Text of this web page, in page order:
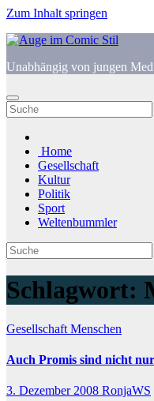
Zum Inhalt springen
Unabhängig von jungen
Home
Gesellschaft
Kultur
Politik
Sport
Weltenbummler
Schlagwort:
Gesellschaft Menschen
Auch Promis sind nicht
3. Dezember 2008 RonjaWS